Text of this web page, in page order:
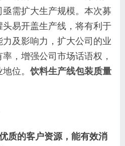
需扩大生产规模。本次募
易开盖生产线，将有利于
及影响力，扩大公司的业
，增强公司市场话语权，
地位。饮料生产线包装质量
质的客户资源，能有效消